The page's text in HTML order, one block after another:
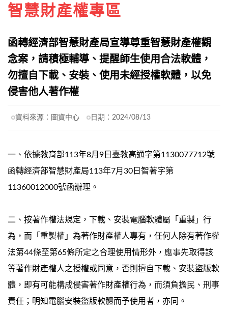
智慧財產權專區
函轉經濟部智慧財產局宣導尊重智慧財產權觀
念案，請積極輔導、提醒師生使用合法軟體，
勿擅自下載、安裝、使用未經授權軟體，以免
侵害他人著作權
資料來源： 圖資中心 日期： 2024/08/13
一、依據教育部113年8月9日臺教高通字第1130077712號
函轉經濟部智慧財產局113年7月30日智著字第
11360012000號函辦理。
二、按著作權法規定，下載、安裝電腦軟體屬「重製」行
為，而「重製權」為著作財產權人專有，任何人除有著作權
法第44條至第65條所定之合理使用情形外，應事先取得該
等著作財產權人之授權或同意，否則擅自下載、安裝盜版軟
體，即有可能構成侵害著作財產權行為，而須負擔民、刑事
責任；明知電腦安裝盜版軟體而予使用者，亦同。